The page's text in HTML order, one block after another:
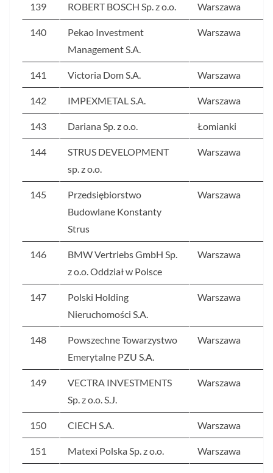
139 ROBERT BOSCH Sp. z o.o. Warszawa
140
Pekao Investment
Management S.A.
Warszawa
141 Victoria Dom S.A. Warszawa
142 IMPEXMETAL S.A. Warszawa
143 Dariana Sp. z o.o. Łomianki
144
STRUS DEVELOPMENT
sp. z o.o.
Warszawa
145
Przedsiębiorstwo
Budowlane Konstanty
Strus
Warszawa
146
BMW Vertriebs GmbH Sp.
z o.o. Oddział w Polsce
Warszawa
147
Polski Holding
Nieruchomości S.A.
Warszawa
148
Powszechne Towarzystwo
Emerytalne PZU S.A.
Warszawa
149
VECTRA INVESTMENTS
Sp. z o.o. S.J.
Warszawa
150 CIECH S.A. Warszawa
151 Matexi Polska Sp. z o.o. Warszawa